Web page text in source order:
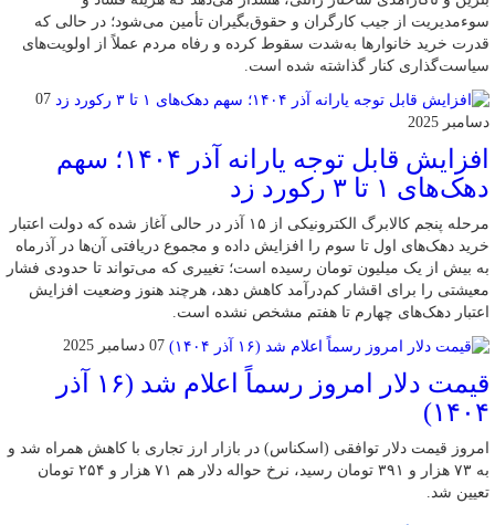
سوءمدیریت از جیب کارگران و حقوق‌بگیران تأمین می‌شود؛ در حالی که
قدرت خرید خانوارها به‌شدت سقوط کرده و رفاه مردم عملاً از اولویت‌های
سیاست‌گذاری کنار گذاشته شده است.
07
دسامبر 2025
افزایش قابل توجه یارانه آذر ۱۴۰۴؛ سهم
دهک‌های ۱ تا ۳ رکورد زد
مرحله پنجم کالابرگ الکترونیکی از ۱۵ آذر در حالی آغاز شده که دولت اعتبار
خرید دهک‌های اول تا سوم را افزایش داده و مجموع دریافتی آن‌ها در آذرماه
به بیش از یک میلیون تومان رسیده است؛ تغییری که می‌تواند تا حدودی فشار
معیشتی را برای اقشار کم‌درآمد کاهش دهد، هرچند هنوز وضعیت افزایش
اعتبار دهک‌های چهارم تا هفتم مشخص نشده است.
07 دسامبر 2025
قیمت دلار امروز رسماً اعلام شد (۱۶ آذر
۱۴۰۴)
امروز قیمت دلار توافقی (اسکناس) در بازار ارز تجاری با کاهش همراه شد و
به ۷۳ هزار و ۳۹۱ تومان رسید، نرخ حواله دلار هم ۷۱ هزار و ۲۵۴ تومان
تعیین شد.